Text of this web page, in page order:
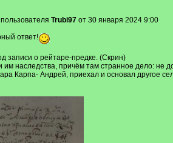
пользователя Trubi97от 30 января 2024 9:00
ответ!
записи о рейтаре-предке. (Скрин)
им наследства, причём там странное дело: не
Карпа- Андрей, приехал и основал другое